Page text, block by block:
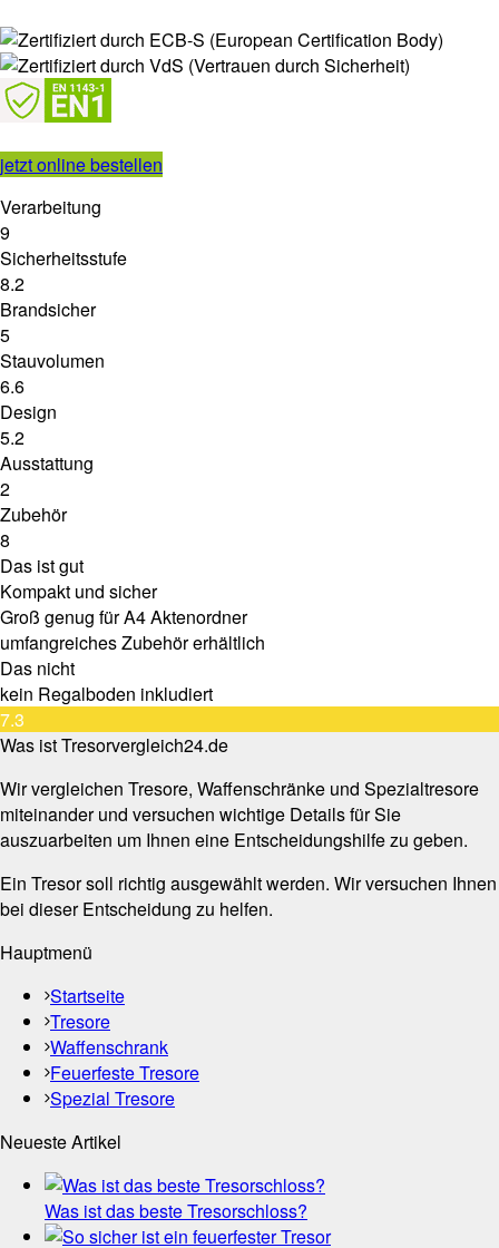
jetzt online bestellen
Verarbeitung
9
Sicherheitsstufe
8.2
Brandsicher
5
Stauvolumen
6.6
Design
5.2
Ausstattung
2
Zubehör
8
Das ist gut
Kompakt und sicher
Groß genug für A4 Aktenordner
umfangreiches Zubehör erhältlich
Das nicht
kein Regalboden inkludiert
7.3
Was ist Tresorvergleich24.de
Wir vergleichen Tresore, Waffenschränke und Spezialtresore
miteinander und versuchen wichtige Details für Sie
auszuarbeiten um Ihnen eine Entscheidungshilfe zu geben.
Ein Tresor soll richtig ausgewählt werden. Wir versuchen Ihnen
bei dieser Entscheidung zu helfen.
Hauptmenü
Startseite
Tresore
Waffenschrank
Feuerfeste Tresore
Spezial Tresore
Neueste Artikel
Was ist das beste Tresorschloss?